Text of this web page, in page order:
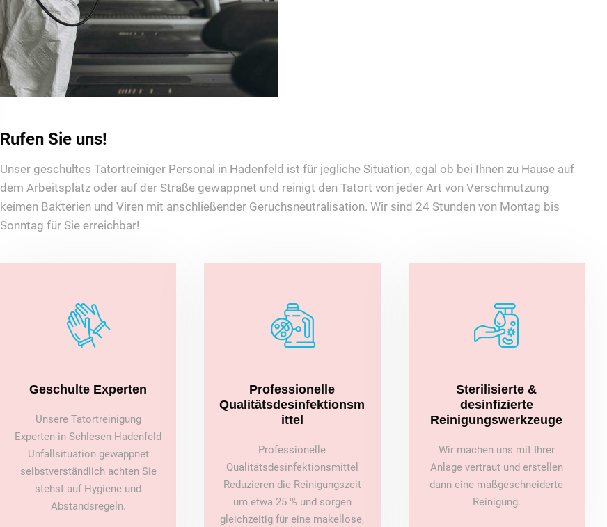
Rufen Sie uns!
Unser geschultes Tatortreiniger Personal in Hadenfeld ist für jegliche Situation, egal ob bei Ihnen zu Hause auf
dem Arbeitsplatz oder auf der Straße gewappnet und reinigt den Tatort von jeder Art von Verschmutzung
keimen Bakterien und Viren mit anschließender Geruchsneutralisation. Wir sind 24 Stunden von Montag bis
Sonntag für Sie erreichbar!
Geschulte Experten
Unsere Tatortreinigung
Experten in Schlesen Hadenfeld
Unfallsituation gewappnet
selbstverständlich achten Sie
stehst auf Hygiene und
Abstandsregeln.
Professionelle
Qualitätsdesinfektionsm
ittel
Professionelle
Qualitätsdesinfektionsmittel
Reduzieren die Reinigungszeit
um etwa 25 % und sorgen
gleichzeitig für eine makellose,
Sterilisierte &
desinfizierte
Reinigungswerkzeuge
Wir machen uns mit Ihrer
Anlage vertraut und erstellen
dann eine maßgeschneiderte
Reinigung.